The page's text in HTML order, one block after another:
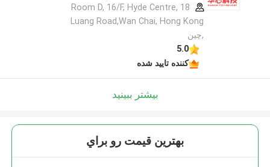
Room D, 16/F, Hyde Centre, 18
Luang Road,Wan Chai, Hong Kong
,چین
5.0
کننده تایید شده
بیشتر ببینید
بهترين قيمت رو براي